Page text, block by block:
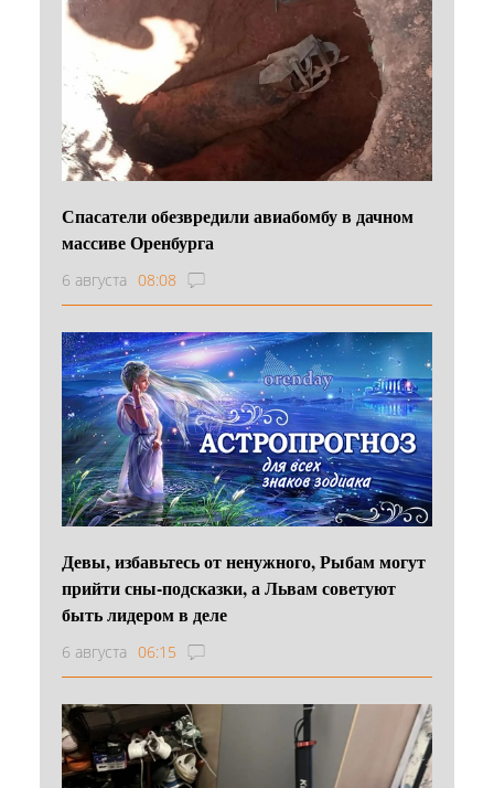
Спасатели обезвредили авиабомбу в дачном
массиве Оренбурга
6 августа 08:08
Девы, избавьтесь от ненужного, Рыбам могут
прийти сны-подсказки, а Львам советуют
быть лидером в деле
6 августа 06:15